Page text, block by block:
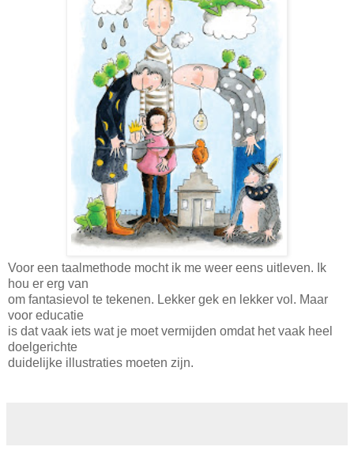
Voor een taalmethode mocht ik me weer eens uitleven. Ik
hou er erg van
om fantasievol te tekenen. Lekker gek en lekker vol. Maar
voor educatie
is dat vaak iets wat je moet vermijden omdat het vaak heel
doelgerichte
duidelijke illustraties moeten zijn.